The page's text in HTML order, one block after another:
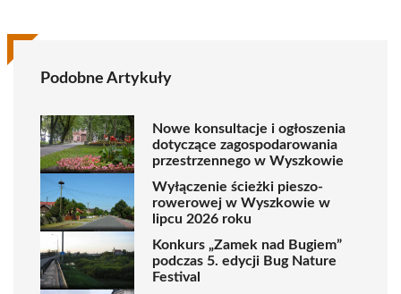
Podobne Artykuły
Nowe konsultacje i ogłoszenia
dotyczące zagospodarowania
przestrzennego w Wyszkowie
Wyłączenie ścieżki pieszo-
rowerowej w Wyszkowie w
lipcu 2026 roku
Konkurs „Zamek nad Bugiem”
podczas 5. edycji Bug Nature
Festival